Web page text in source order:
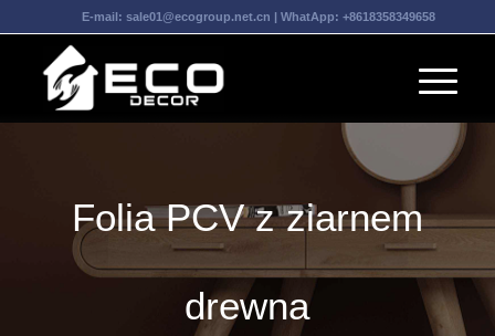
E-mail: sale01@ecogroup.net.cn | WhatApp: +8618358349658
Folia PCV z ziarnem
drewna